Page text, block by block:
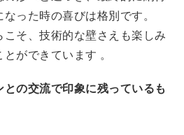
った時の喜びは格別です。
そ、技術的な壁さえも楽しみ
ができています 。
の交流で印象に残っているも